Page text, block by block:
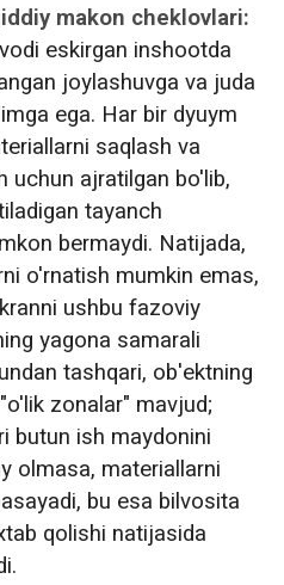
makon cheklovlari:
eskirgan inshootda
joylashuvga va juda
ega. Har bir dyuym
saqlash va
uchun ajratilgan bo'lib,
tayanch
bermaydi. Natijada,
o'rnatish mumkin emas,
ushbu fazoviy
yagona samarali
tashqari, ob'ektning
zonalar" mavjud;
butun ish maydonini
olmasa, materiallarni
bu esa bilvosita
qolishi natijasida